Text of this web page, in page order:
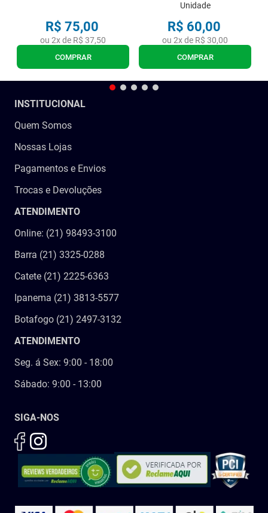
R$ 75,00
ou 2x de R$ 37,50
COMPRAR
Unidade
R$ 60,00
ou 2x de R$ 30,00
COMPRAR
INSTITUCIONAL
Quem Somos
Nossas Lojas
Pagamentos e Envios
Trocas e Devoluções
ATENDIMENTO
Online: (21) 98493-3100
Barra (21) 3325-0288
Catete (21) 2225-6363
Ipanema (21) 3813-5577
Botafogo (21) 2497-3132
ATENDIMENTO
Seg. á Sex: 9:00 - 18:00
Sábado: 9:00 - 13:00
SIGA-NOS